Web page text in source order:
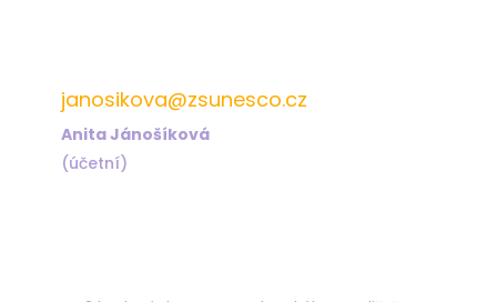
janosikova@zsunesco.cz
Anita Jánošíková
(účetní)